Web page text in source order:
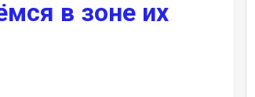
в зоне их